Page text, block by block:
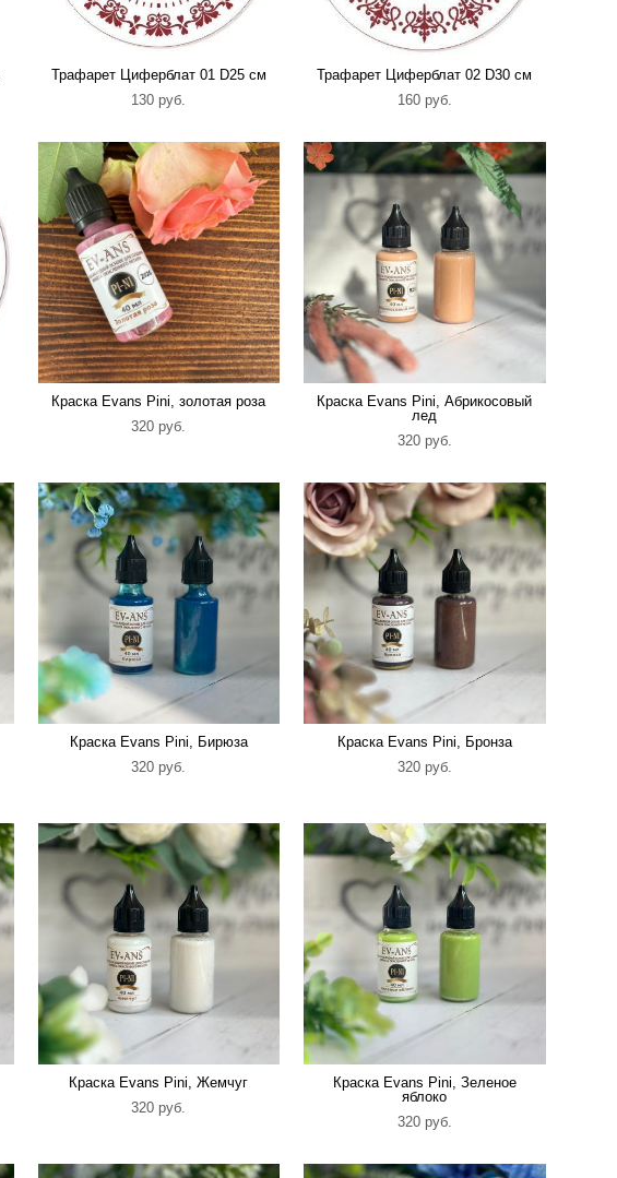
Трафарет Циферблат 01 D25 см
130 pуб.
Трафарет Циферблат 02 D30 см
160 pуб.
Краска Evans Pini, золотая роза
320 pуб.
Краска Evans Pini, Абрикосовый
лед
320 pуб.
Краска Evans Pini, Бирюза
320 pуб.
Краска Evans Pini, Бронза
320 pуб.
Краска Evans Pini, Жемчуг
320 pуб.
Краска Evans Pini, Зеленое
яблоко
320 pуб.